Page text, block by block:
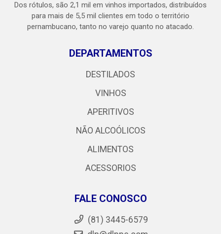
Dos rótulos, são 2,1 mil em vinhos importados, distribuídos
para mais de 5,5 mil clientes em todo o território
pernambucano, tanto no varejo quanto no atacado.
DEPARTAMENTOS
DESTILADOS
VINHOS
APERITIVOS
NÃO ALCOÓLICOS
ALIMENTOS
ACESSORIOS
FALE CONOSCO
(81) 3445-6579